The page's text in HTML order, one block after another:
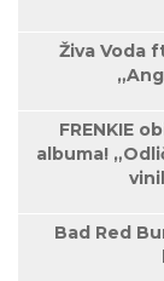
Živa Voda
FRENKIE
albuma!
Bad Red